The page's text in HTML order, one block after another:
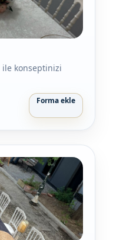
ile konseptinizi
Forma ekle